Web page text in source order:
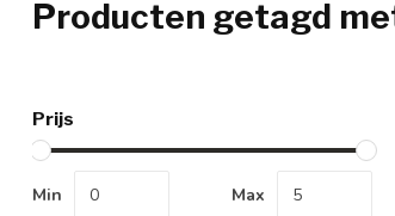
Producten getagd
Prijs
Min Max